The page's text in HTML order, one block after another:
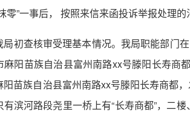
零”一事后， 按照来信来函投诉举报处理
局初查核审受理基本情况。我局职能部门
麻阳苗族自治县富州南路xx号滕阳长寿商
苗族自治县富州南路xx号滕阳长寿商都
有滨河路段尧里一桥上有“长寿商都”，二